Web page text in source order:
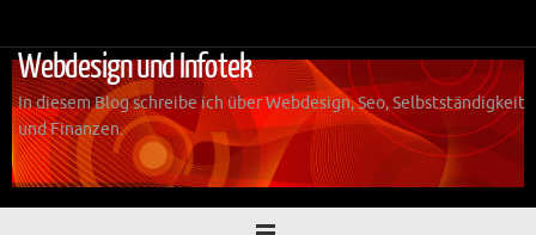
springen
Webdesign und Infotek
In diesem Blog schreibe ich über Webdesign, Seo, Selbstständigkeit
und Finanzen.